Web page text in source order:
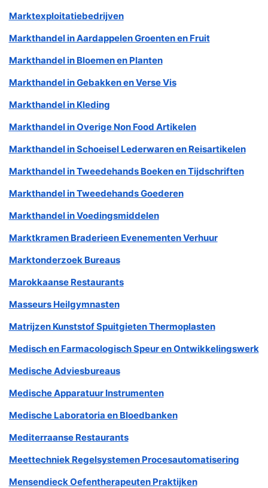
Marktexploitatiebedrijven
Markthandel in Aardappelen Groenten en Fruit
Markthandel in Bloemen en Planten
Markthandel in Gebakken en Verse Vis
Markthandel in Kleding
Markthandel in Overige Non Food Artikelen
Markthandel in Schoeisel Lederwaren en Reisartikelen
Markthandel in Tweedehands Boeken en Tijdschriften
Markthandel in Tweedehands Goederen
Markthandel in Voedingsmiddelen
Marktkramen Braderieen Evenementen Verhuur
Marktonderzoek Bureaus
Marokkaanse Restaurants
Masseurs Heilgymnasten
Matrijzen Kunststof Spuitgieten Thermoplasten
Medisch en Farmacologisch Speur en Ontwikkelingswerk
Medische Adviesbureaus
Medische Apparatuur Instrumenten
Medische Laboratoria en Bloedbanken
Mediterraanse Restaurants
Meettechniek Regelsystemen Procesautomatisering
Mensendieck Oefentherapeuten Praktijken